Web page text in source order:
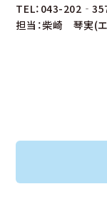
TEL：043-
担当：柴崎 琴実(